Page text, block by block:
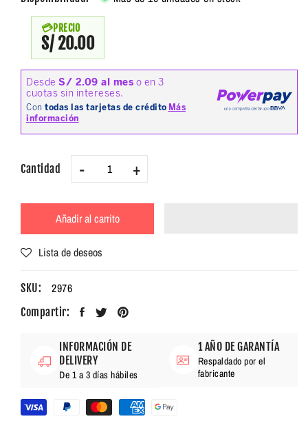
PRECIO
S/ 20.00
Cantidad - +
Añadir al carrito
Lista de deseos
SKU: 2976
Compartir:
INFORMACIÓN DE
DELIVERY
De 1 a 3 días hábiles
1 AÑO DE GARANTÍA
Respaldado por el
fabricante